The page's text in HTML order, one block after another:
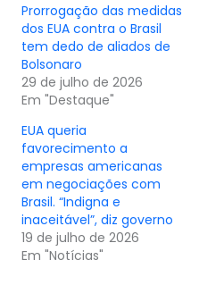
Prorrogação das medidas
dos EUA contra o Brasil
tem dedo de aliados de
Bolsonaro
29 de julho de 2026
Em "Destaque"
EUA queria
favorecimento a
empresas americanas
em negociações com
Brasil. “Indigna e
inaceitável”, diz governo
19 de julho de 2026
Em "Notícias"